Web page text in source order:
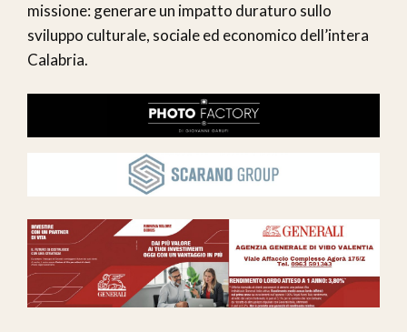
missione: generare un impatto duraturo sullo
sviluppo culturale, sociale ed economico dell’intera
Calabria.